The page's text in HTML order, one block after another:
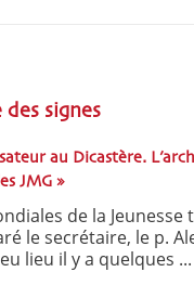
signes
au Dicastère.
JMG »
de la
le secrétaire, le p.
lieu il y a quelques ...